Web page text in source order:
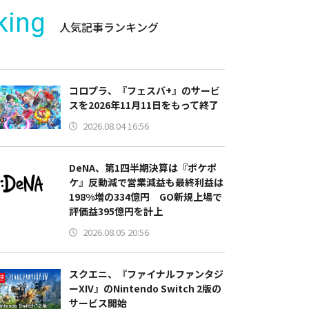
人気記事ランキング
コロプラ、『フェスバ+』のサービ
スを2026年11月11日をもって終了
2026.08.04 16:56
DeNA、第1四半期決算は『ポケポ
ケ』反動減で営業減益も最終利益は
198%増の334億円 GO新規上場で
評価益395億円を計上
2026.08.05 20:56
スクエニ、『ファイナルファンタジ
ーXIV』のNintendo Switch 2版の
サービス開始